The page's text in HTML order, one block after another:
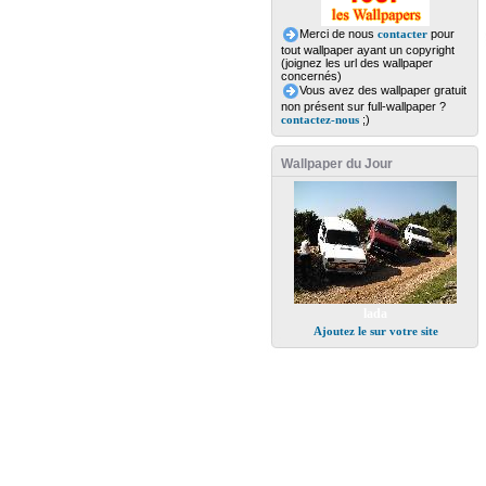
Merci de nous contacterpour
tout wallpaper ayant un copyright
(joignez les url des wallpaper
concernés)
Vous avez des wallpaper gratuit
non présent sur full-wallpaper ?
contactez-nous;)
Wallpaper du Jour
Ajoutez le sur votre site